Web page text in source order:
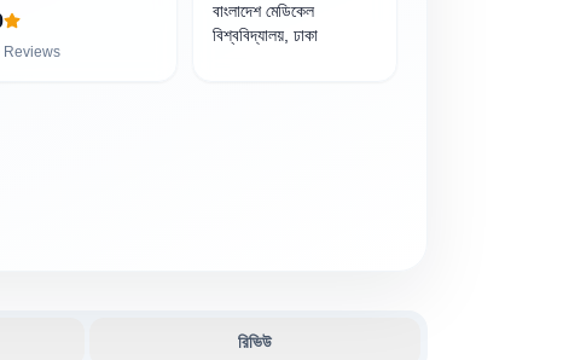
Reviews
বাংলাদেশ মেডিকেল
বিশ্ববিদ্যালয়, ঢাকা
রিভিউ